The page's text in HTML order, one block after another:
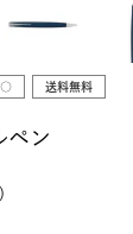
○ 送料無料
ペン